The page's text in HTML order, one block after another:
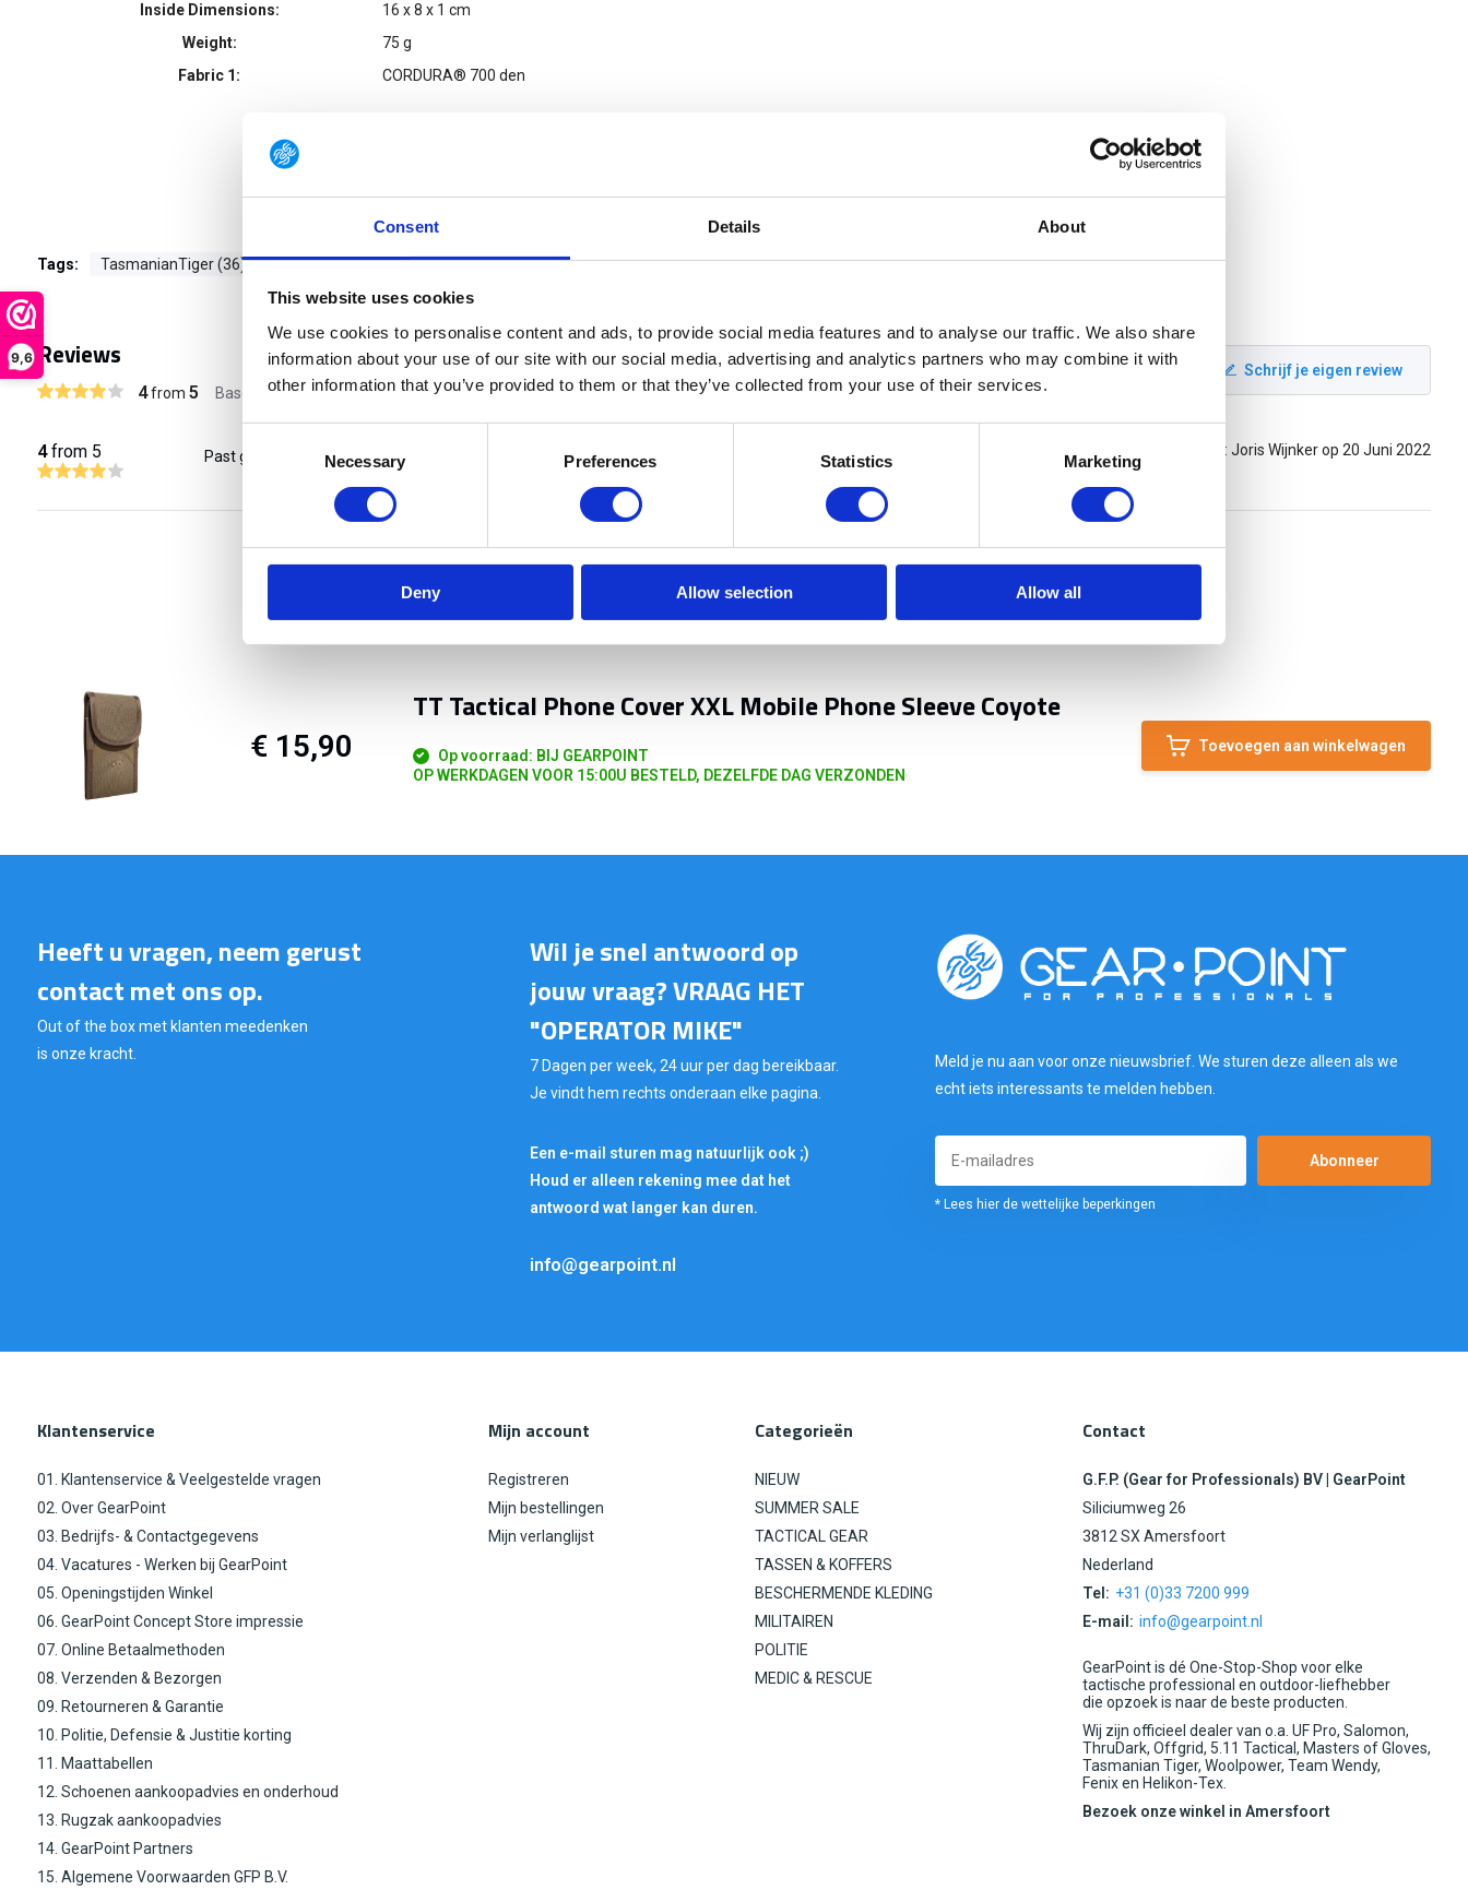
Consent Details About
This website uses cookies
We use cookies to personalise content and ads, to provide social media features and to analyse our traffic. We also share
information about your use of our site with our social media, advertising and analytics partners who may combine it with
other information that you’ve provided to them or that they’ve collected from your use of their services.
Selection
Necessary Preferences Statistics Marketing
Deny Allow selection Allow all
9,6
Inside Dimensions:
16 x 8 x 1 cm
Weight:
75 g
Fabric 1:
CORDURA® 700 den
Tags: TasmanianTiger (36)
Reviews
4from 5 Based on 1 reviews
Schrijf je eigen review
4from 5 Past goed op draagband Gepost door: Joris Wijnker op 20 Juni 2022
€ 15,90
TT Tactical Phone Cover XXL Mobile Phone Sleeve Coyote
Op voorraad: BIJ GEARPOINT
OP WERKDAGEN VOOR 15:00U BESTELD, DEZELFDE DAG VERZONDEN
Toevoegen aan winkelwagen
Heeft u vragen, neem gerust
contact met ons op.
Out of the box met klanten meedenken
is onze kracht.
Wil je snel antwoord op
jouw vraag? VRAAG HET
"OPERATOR MIKE"
7 Dagen per week, 24 uur per dag bereikbaar.
Je vindt hem rechts onderaan elke pagina.
Een e-mail sturen mag natuurlijk ook ;)
Houd er alleen rekening mee dat het
antwoord wat langer kan duren.
info@gearpoint.nl
Meld je nu aan voor onze nieuwsbrief. We sturen deze alleen als we
echt iets interessants te melden hebben.
Abonneer
* Lees hier de wettelijke beperkingen
Klantenservice
01. Klantenservice & Veelgestelde vragen
02. Over GearPoint
03. Bedrijfs- & Contactgegevens
04. Vacatures - Werken bij GearPoint
05. Openingstijden Winkel
06. GearPoint Concept Store impressie
07. Online Betaalmethoden
08. Verzenden & Bezorgen
09. Retourneren & Garantie
10. Politie, Defensie & Justitie korting
11. Maattabellen
12. Schoenen aankoopadvies en onderhoud
13. Rugzak aankoopadvies
14. GearPoint Partners
15. Algemene Voorwaarden GFP B.V.
Mijn account
Registreren
Mijn bestellingen
Mijn verlanglijst
Categorieën
NIEUW
SUMMER SALE
TACTICAL GEAR
TASSEN & KOFFERS
BESCHERMENDE KLEDING
MILITAIREN
POLITIE
MEDIC & RESCUE
Contact
G.F.P. (Gear for Professionals) BV | GearPoint
Siliciumweg 26
3812 SX Amersfoort
Nederland
Tel: +31 (0)33 7200 999
E-mail: info@gearpoint.nl
GearPoint is dé One-Stop-Shop voor elke
tactische professional en outdoor-liefhebber
die opzoek is naar de beste producten.
Wij zijn officieel dealer van o.a. UF Pro, Salomon,
ThruDark, Offgrid, 5.11 Tactical, Masters of Gloves,
Tasmanian Tiger, Woolpower, Team Wendy,
Fenix en Helikon-Tex.
Bezoek onze winkel in Amersfoort